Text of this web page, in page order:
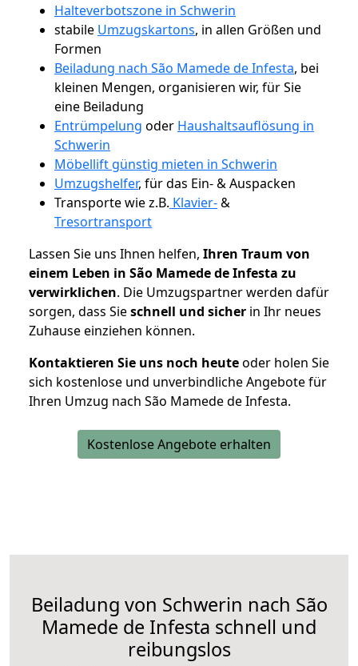
Halteverbotszone in Schwerin
stabile Umzugskartons, in allen Größen und
Formen
Beiladung nach São Mamede de Infesta, bei
kleinen Mengen, organisieren wir, für Sie
eine Beiladung
Entrümpelung oder Haushaltsauflösung in
Schwerin
Möbellift günstig mieten in Schwerin
Umzugshelfer, für das Ein- & Auspacken
Transporte wie z.B. Klavier-&
Tresortransport
Lassen Sie uns Ihnen helfen, Ihren Traum von
einem Leben in São Mamede de Infesta zu
verwirklichen. Die Umzugspartner werden dafür
sorgen, dass Sieschnell und sicher in Ihr neues
Zuhause einziehen können.
Kontaktieren Sie uns noch heuteoder holen Sie
sich kostenlose und unverbindliche Angebote für
Ihren Umzug nach São Mamede de Infesta.
Kostenlose Angebote erhalten
Beiladung von Schwerin nach São
Mamede de Infesta schnell und
reibungslos